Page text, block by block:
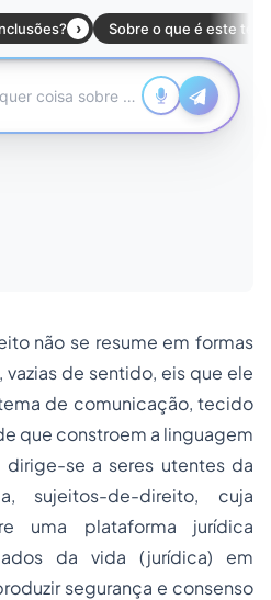
não se resume em formas
de sentido, eis que ele
de comunicação, tecido
que constroem a linguagem
se a seres utentes da
sujeitos-de-direito, cuja
uma plataforma jurídica
da vida (jurídica) em
segurança e consenso